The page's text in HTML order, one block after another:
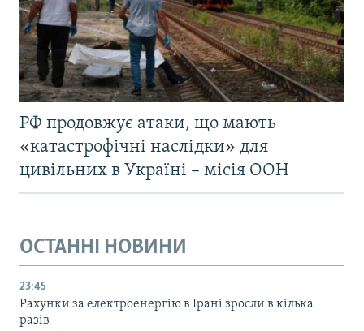
РФ продовжує атаки, що мають
«катастрофічні наслідки» для
цивільних в Україні – місія ООН
ОСТАННІ НОВИНИ
23:45
Рахунки за електроенергію в Ірані зросли в кілька
разів